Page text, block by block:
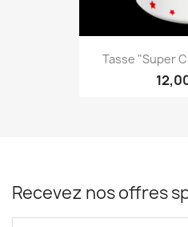
Tasse "Super
Recevez nos offres